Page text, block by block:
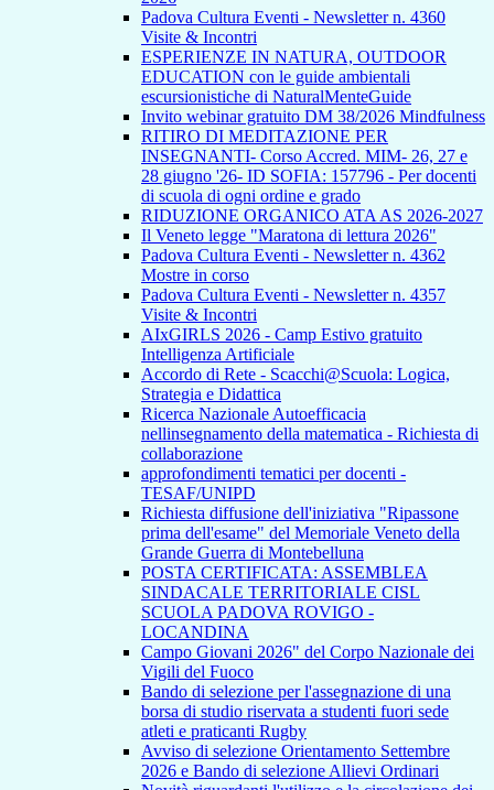
Padova Cultura Eventi - Newsletter n. 4360
Visite & Incontri
ESPERIENZE IN NATURA, OUTDOOR
EDUCATION con le guide ambientali
escursionistiche di NaturalMenteGuide
Invito webinar gratuito DM 38/2026 Mindfulness
RITIRO DI MEDITAZIONE PER
INSEGNANTI- Corso Accred. MIM- 26, 27 e
28 giugno '26- ID SOFIA: 157796 - Per docenti
di scuola di ogni ordine e grado
RIDUZIONE ORGANICO ATA AS 2026-2027
Il Veneto legge "Maratona di lettura 2026"
Padova Cultura Eventi - Newsletter n. 4362
Mostre in corso
Padova Cultura Eventi - Newsletter n. 4357
Visite & Incontri
AIxGIRLS 2026 - Camp Estivo gratuito
Intelligenza Artificiale
Accordo di Rete - Scacchi@Scuola: Logica,
Strategia e Didattica
Ricerca Nazionale Autoefficacia
nellinsegnamento della matematica - Richiesta di
collaborazione
approfondimenti tematici per docenti -
TESAF/UNIPD
Richiesta diffusione dell'iniziativa "Ripassone
prima dell'esame" del Memoriale Veneto della
Grande Guerra di Montebelluna
POSTA CERTIFICATA: ASSEMBLEA
SINDACALE TERRITORIALE CISL
SCUOLA PADOVA ROVIGO -
LOCANDINA
Campo Giovani 2026" del Corpo Nazionale dei
Vigili del Fuoco
Bando di selezione per l'assegnazione di una
borsa di studio riservata a studenti fuori sede
atleti e praticanti Rugby
Avviso di selezione Orientamento Settembre
2026 e Bando di selezione Allievi Ordinari